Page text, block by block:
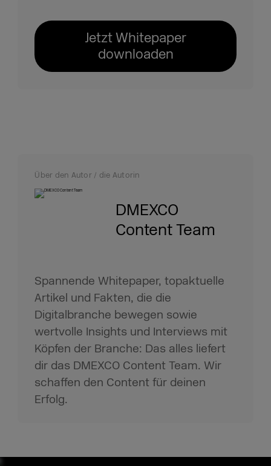
Jetzt Whitepaper
downloaden
Über den Autor / die Autorin
DMEXCO
Content Team
Spannende Whitepaper, topaktuelle
Artikel und Fakten, die die
Digitalbranche bewegen sowie
wertvolle Insights und Interviews mit
Köpfen der Branche: Das alles liefert
dir das DMEXCO Content Team. Wir
schaffen den Content für deinen
Erfolg.